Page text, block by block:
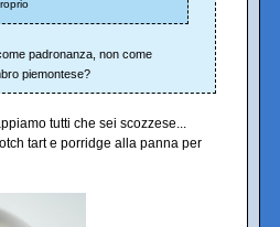
padronanza, non come
piemontese?
tutti che sei scozzese...
tart e porridge alla panna per